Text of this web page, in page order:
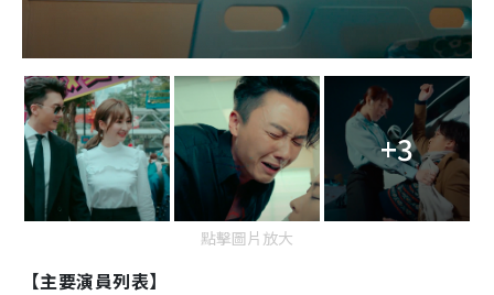
+3
點擊圖片放大
【主要演員列表】